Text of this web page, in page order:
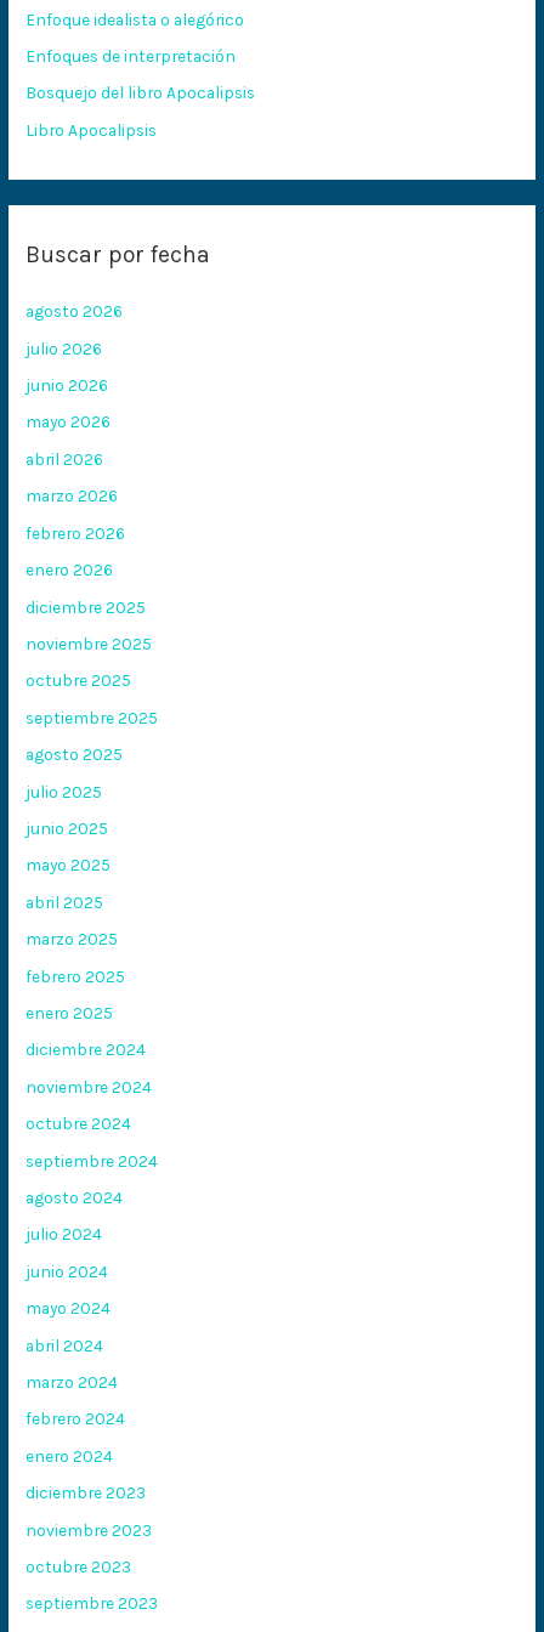
o
r
:
Enfoque idealista o alegórico
Enfoques de interpretación
Bosquejo del libro Apocalipsis
Libro Apocalipsis
Buscar por fecha
agosto 2026
julio 2026
junio 2026
mayo 2026
abril 2026
marzo 2026
febrero 2026
enero 2026
diciembre 2025
noviembre 2025
octubre 2025
septiembre 2025
agosto 2025
julio 2025
junio 2025
mayo 2025
abril 2025
marzo 2025
febrero 2025
enero 2025
diciembre 2024
noviembre 2024
octubre 2024
septiembre 2024
agosto 2024
julio 2024
junio 2024
mayo 2024
abril 2024
marzo 2024
febrero 2024
enero 2024
diciembre 2023
noviembre 2023
octubre 2023
septiembre 2023